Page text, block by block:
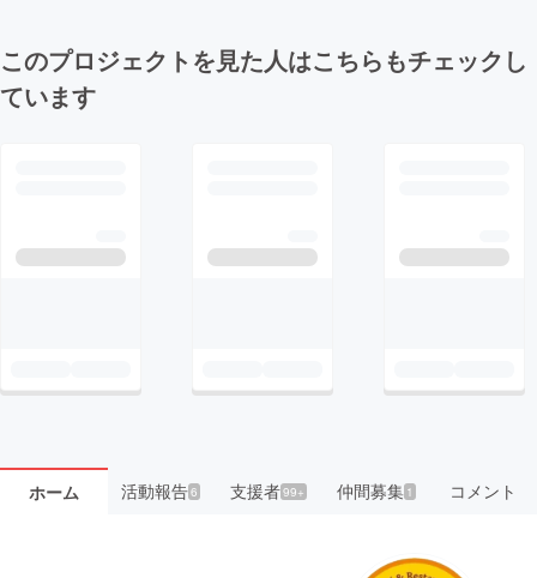
このプロジェクトを見た人はこちらもチェックし
ています
ホーム 活動報告6 支援者99+ 仲間募集 1 コメント